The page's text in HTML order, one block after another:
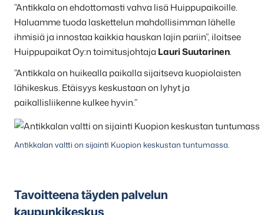
”Antikkala on ehdottomasti vahva lisä Huippupaikoille.
Haluamme tuoda laskettelun mahdollisimman lähelle
ihmisiä ja innostaa kaikkia hauskan lajin pariin”, iloitsee
Huippupaikat Oy:n toimitusjohtaja Lauri Suutarinen.
”Antikkala on huikealla paikalla sijaitseva kuopiolaisten
lähikeskus. Etäisyys keskustaan on lyhyt ja
paikallisliikenne kulkee hyvin.”
Antikkalan valtti on sijainti Kuopion keskustan tuntumassa.
Tavoitteena täyden palvelun
kaupunkikeskus